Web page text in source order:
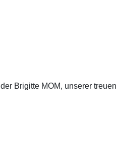
Brigitte MOM, unserer